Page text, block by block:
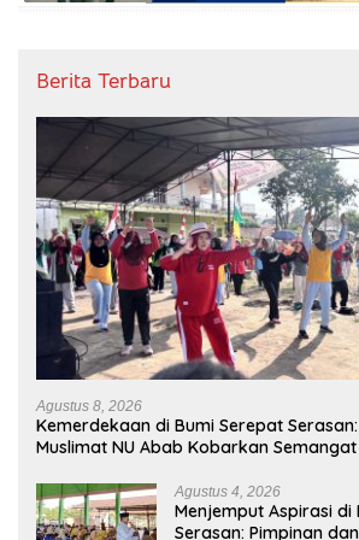
Berita Terbaru
Agustus 8, 2026
Kemerdekaan di Bumi Serepat
Muslimat NU Abab Kobarkan
Agustus 4, 2026
Menjemput Aspirasi di
Serasan: Pimpinan